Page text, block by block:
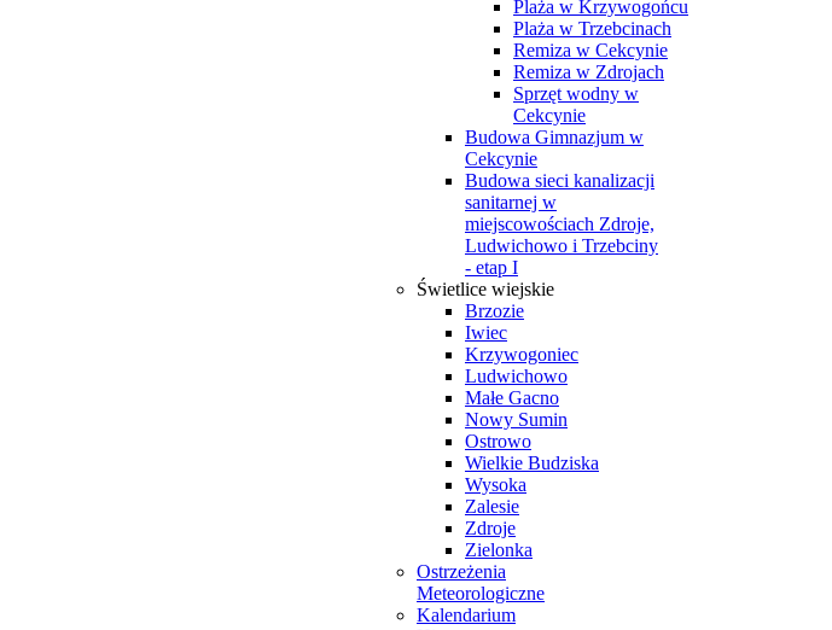
Plaża w Krzywogońcu
Plaża w Trzebcinach
Remiza w Cekcynie
Remiza w Zdrojach
Sprzęt wodny w
Cekcynie
Budowa Gimnazjum w
Cekcynie
Budowa sieci kanalizacji
sanitarnej w
miejscowościach Zdroje,
Ludwichowo i Trzebciny
- etap I
Świetlice wiejskie
Brzozie
Iwiec
Krzywogoniec
Ludwichowo
Małe Gacno
Nowy Sumin
Ostrowo
Wielkie Budziska
Wysoka
Zalesie
Zdroje
Zielonka
Ostrzeżenia
Meteorologiczne
Kalendarium